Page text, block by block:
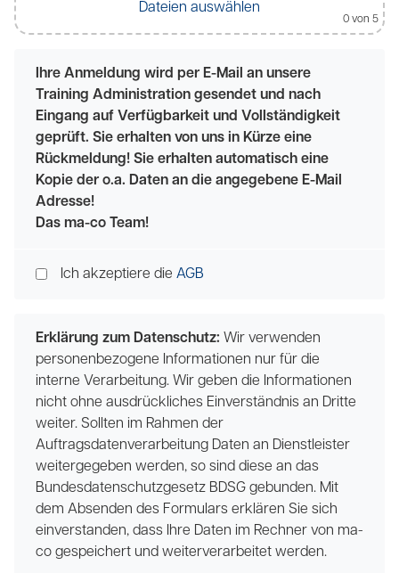
Dateien auswählen
0 von 5
Ihre Anmeldung wird per E-Mail an unsere
Training Administration gesendet und nach
Eingang auf Verfügbarkeit und Vollständigkeit
geprüft. Sie erhalten von uns in Kürze eine
Rückmeldung! Sie erhalten automatisch eine
Kopie der o.a. Daten an die angegebene E-Mail
Adresse!
Das ma-co Team!
Ich akzeptiere die AGB
Erklärung zum Datenschutz: Wir verwenden
personenbezogene Informationen nur für die
interne Verarbeitung. Wir geben die Informationen
nicht ohne ausdrückliches Einverständnis an Dritte
weiter. Sollten im Rahmen der
Auftragsdatenverarbeitung Daten an Dienstleister
weitergegeben werden, so sind diese an das
Bundesdatenschutzgesetz BDSG gebunden. Mit
dem Absenden des Formulars erklären Sie sich
einverstanden, dass Ihre Daten im Rechner von ma-
co gespeichert und weiterverarbeitet werden.